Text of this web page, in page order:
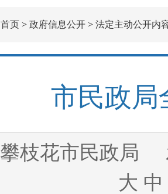
首页 > 政府信息公开 > 法定主动公开内
市民政局
攀枝花市民政局
大 中